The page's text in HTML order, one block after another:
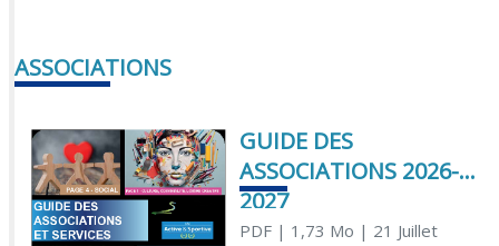
ASSOCIATIONS
GUIDE DES
ASSOCIATIONS 2026-
2027
PDF| 1,73 Mo | 21 Juillet